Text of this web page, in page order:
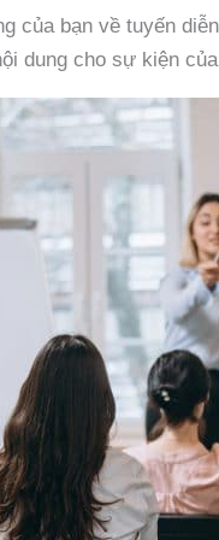
của bạn về tuyến
dung cho sự kiện